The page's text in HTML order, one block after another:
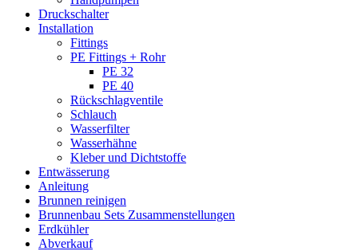
Druckschalter
Installation
Fittings
PE Fittings + Rohr
PE 32
PE 40
Rückschlagventile
Schlauch
Wasserfilter
Wasserhähne
Kleber und Dichtstoffe
Entwässerung
Anleitung
Brunnen reinigen
Brunnenbau Sets Zusammenstellungen
Erdkühler
Abverkauf